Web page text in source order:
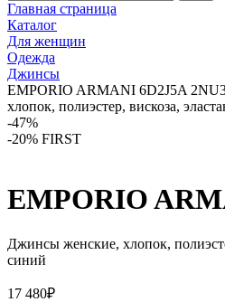
Главная страница
Каталог
Для женщин
Одежда
Джинсы
EMPORIO ARMANI 6D2J5A
хлопок, полиэстер, вискоза,
-47%
-20% FIRST
EMPORIO
Джинсы женские, хлопок,
синий
17 480₽